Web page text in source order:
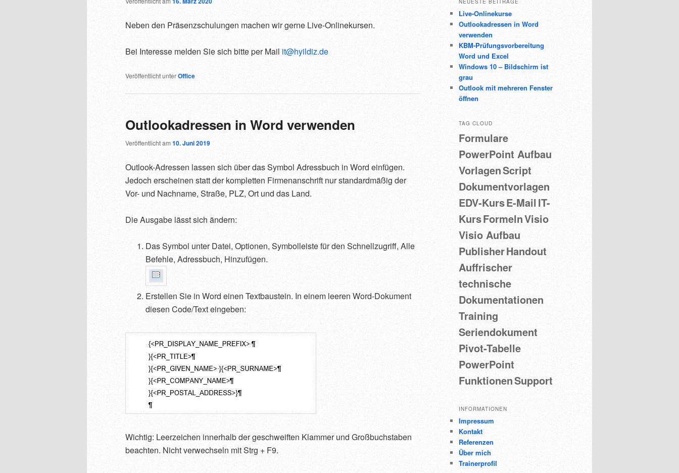
Neben den Präsenzschulungen machen wir gerne Live-Onlinekursen.
Bei Interesse melden Sie sich bitte per Mail it@hyildiz.de
Veröffentlicht unterOffice
Outlookadressen in Word verwenden
Veröffentlicht am 10. Juni 2019
Outlook-Adressen lassen sich über das Symbol Adressbuch in Word einfügen.
Jedoch erscheinen statt der kompletten Firmenanschrift nur standardmäßig der
Vor- und Nachname, Straße, PLZ, Ort und das Land.
Die Ausgabe lässt sich ändern:
Das Symbol unter Datei, Optionen, Symbolleiste für den Schnellzugriff, Alle
Befehle, Adressbuch, Hinzufügen.
Erstellen Sie in Word einen Textbaustein. In einem leeren Word-Dokument
diesen Code/Text eingeben:
Wichtig: Leerzeichen innerhalb der geschweiften Klammer und Großbuchstaben
beachten. Nicht verwechseln mit Strg + F9.
NEUESTE BEITRÄGE
Live-Onlinekurse
Outlookadressen in Word
verwenden
KBM-Prüfungsvorbereitung
Word und Excel
Windows 10 – Bildschirm ist
grau
Outlook mit mehreren Fenster
öffnen
TAG CLOUD
Formulare
PowerPoint Aufbau
VorlagenScript
Dokumentvorlagen
EDV-KursE-MailIT-
KursFormelnVisio
Visio Aufbau
PublisherHandout
Auffrischer
technische
Dokumentationen
Training
Seriendokument
Pivot-Tabelle
PowerPoint
FunktionenSupport
INFORMATIONEN
Impressum
Kontakt
Referenzen
Über mich
Trainerprofil